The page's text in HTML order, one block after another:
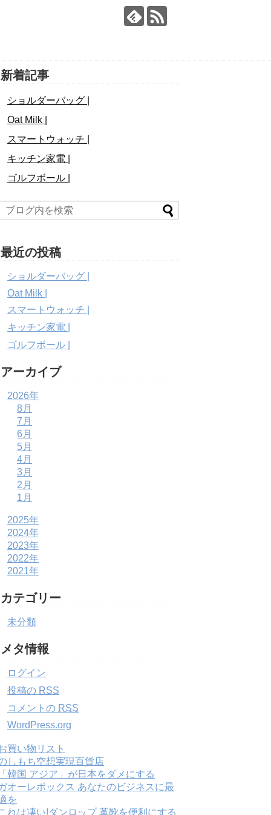
新着記事
ショルダーバッグ |
Oat Milk |
スマートウォッチ |
キッチン家電 |
ゴルフボール |
最近の投稿
ショルダーバッグ |
Oat Milk |
スマートウォッチ |
キッチン家電 |
ゴルフボール |
アーカイブ
2026年
8月
7月
6月
5月
4月
3月
2月
1月
2025年
2024年
2023年
2022年
2021年
カテゴリー
未分類
メタ情報
ログイン
投稿の RSS
コメントの RSS
WordPress.org
買い物リスト
しもち空想実現百貨店
「韓国 アジア」が日本をダメにする
オーレボックス あなたのビジネスに最
を
れは凄い!ダンロップ 革靴を便利にする